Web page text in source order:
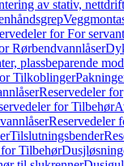
av stativ, nettdrift
for For
Rørbendvannlåser
plassbeparende
Tilkoblinger
Reservedeler for
for Tilbehør
Reservedeler
Tilslutningsbender
Tilbehør